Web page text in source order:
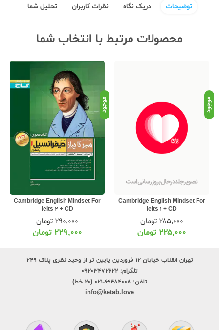
توضیحات دریک نگاه نظرات کاربران تحلیل شما
محصولات مرتبط با انتخاب شما
موجود
Cambridge English Mindset For
Ielts 1 + CD
۲۸۵,۰۰۰تومان
۲۲۵,۰۰۰ تومان
موجود
Cambridge English Mindset For
Ielts 2 + CD
۲۹۰,۰۰۰تومان
۲۲۹,۰۰۰ تومان
تهران انقلاب خیابان ۱۲ فروردین پایین تر از وحید نظری پلاک ۲۴۹
تلگرام: ۰۹۲۰۳۴۷۲۶۲۲
تلفن: ۶۶۴۸۴۰۰۸-۰۲۱ (۲۰ خط)
info@ketab.love